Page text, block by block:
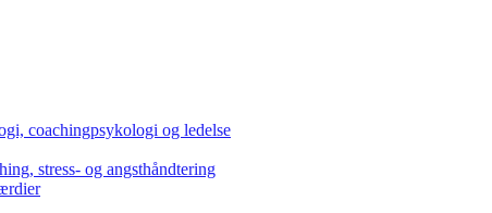
coachingpsykologi og ledelse
stress- og angsthåndtering